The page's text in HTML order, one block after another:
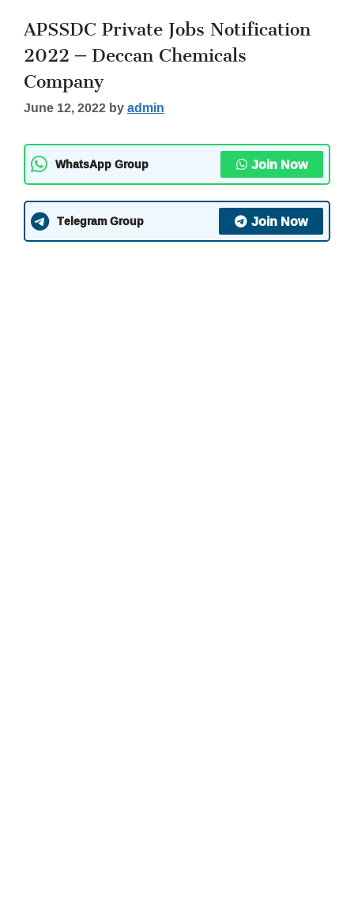
APSSDC Private Jobs Notification
2022 – Deccan Chemicals
Company
June 12, 2022byadmin
WhatsApp Group Join Now
Telegram Group Join Now